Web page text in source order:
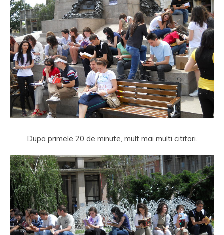
Dupa primele 20 de minute, mult mai multi cititori.